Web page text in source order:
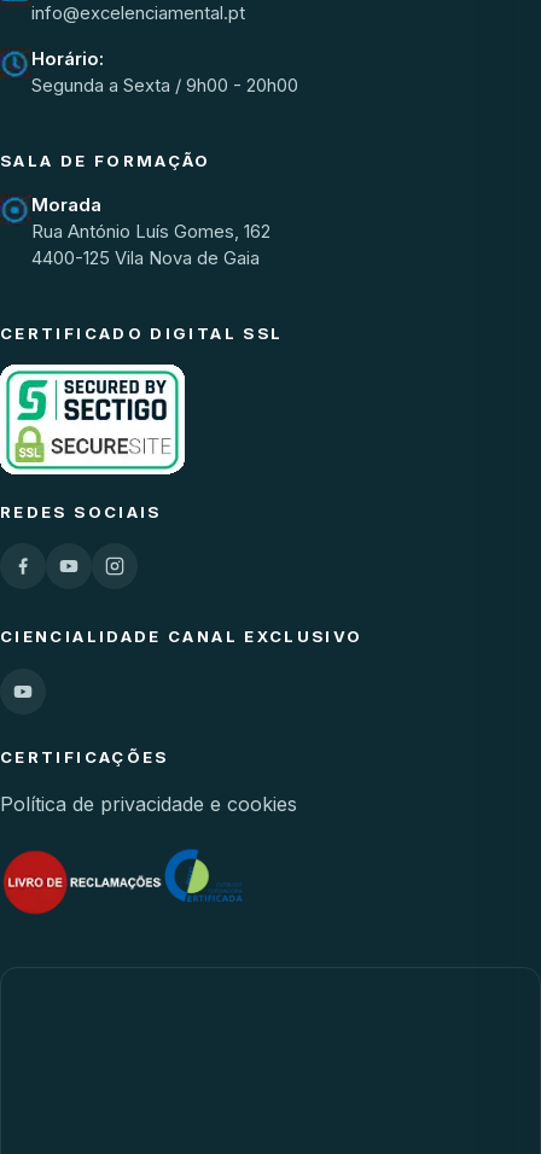
info@excelenciamental.pt
Horário:
Segunda a Sexta / 9h00 - 20h00
SALA DE FORMAÇÃO
Morada
Rua António Luís Gomes, 162
4400-125 Vila Nova de Gaia
CERTIFICADO DIGITAL SSL
REDES SOCIAIS
CIENCIALIDADE CANAL EXCLUSIVO
CERTIFICAÇÕES
Política de privacidade e cookies